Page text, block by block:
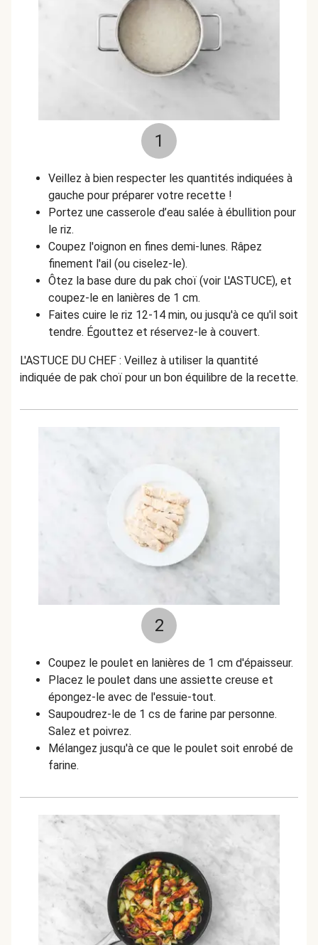
1
Veillez à bien respecter les quantités indiquées à
gauche pour préparer votre recette !
Portez une casserole d’eau salée à ébullition pour
le riz.
Coupez l'oignon en fines demi-lunes. Râpez
finement l'ail (ou ciselez-le).
Ôtez la base dure du pak choï (voir L'ASTUCE), et
coupez-le en lanières de 1 cm.
Faites cuire le riz 12-14 min, ou jusqu'à ce qu'il soit
tendre. Égouttez et réservez-le à couvert.
L'ASTUCE DU CHEF : Veillez à utiliser la quantité
indiquée de pak choï pour un bon équilibre de la recette.
2
Coupez le poulet en lanières de 1 cm d'épaisseur.
Placez le poulet dans une assiette creuse et
épongez-le avec de l'essuie-tout.
Saupoudrez-le de 1 cs de farine par personne.
Salez et poivrez.
Mélangez jusqu'à ce que le poulet soit enrobé de
farine.